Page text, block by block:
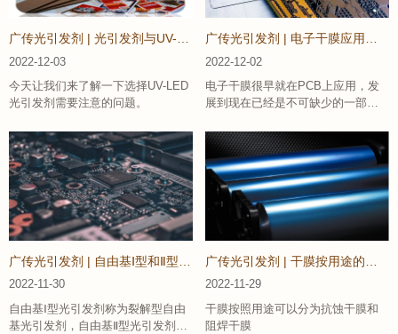
广传光引发剂 | 光引发剂与UV-LED的匹配情况
2022-12-03
今天让我们来了解一下选择UV-LED
光引发剂需要注意的问题。
广传光引发剂 | 电子干膜应用的常见问题
2022-12-02
电子干膜很早就在PCB上应用，发
展到现在已经是不可缺少的一部
的问题。
2022-11-30
自由基Ⅰ型光引发剂称为裂解型自由
基光引发剂，自由基Ⅱ型光引发剂又
2022-11-29
干膜按照用途可以分为抗蚀干膜和
阻焊干膜